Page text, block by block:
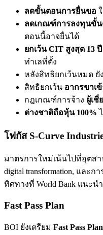
ลดขั้นตอนการยื่นขอ
ลดเกณฑ์การลงทุนขั้น
ตอนนี้อาจยื่นได้
ยกเว้น CIT สูงสุด 13 ปี
ทำเลที่ตั้ง
หลังสิทธิยกเว้นหมด ยั
สิทธิยกเว้น อากรขาเ
กฎเกณฑ์การจ้าง ผู้เชี่
ต่างชาติถือหุ้น 100%
โฟกัส S-Curve
มาตรการใหม่เน้นไปที่อุตสา
digital transformation, และ
ทิศทางที่ World Bank แนะนำ
Fast Pass Plan
BOI ยังเตรียม Fast Pass Plan